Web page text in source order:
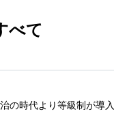
べて
の時代より等級制が導